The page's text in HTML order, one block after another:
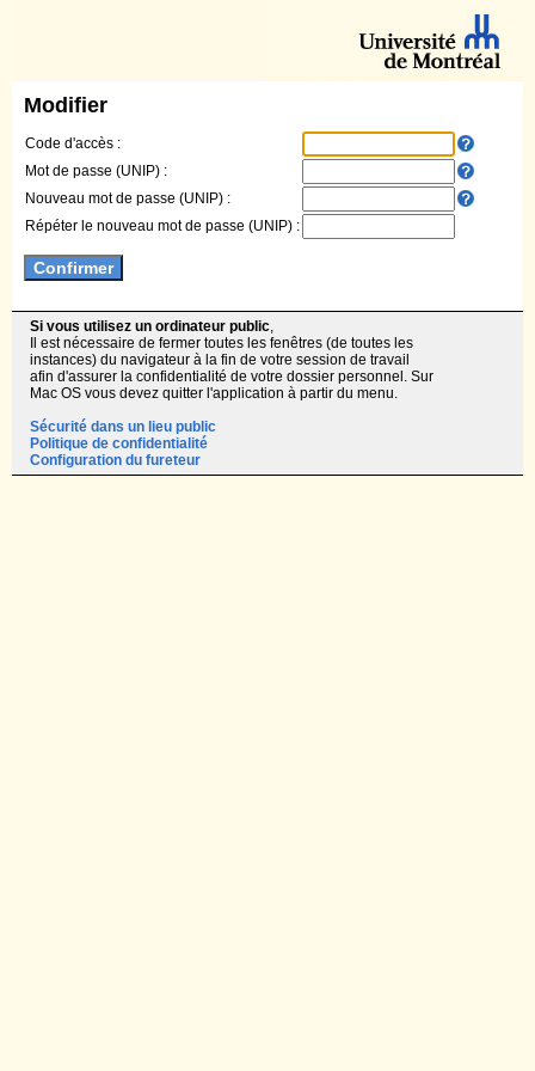
Modifier
Code d'accès :
Mot de passe (UNIP) :
Nouveau mot de passe (UNIP) :
Répéter le nouveau mot de passe (UNIP) :
Si vous utilisez un ordinateur public,
Il est nécessaire de fermer toutes les fenêtres (de toutes les
instances) du navigateur à la fin de votre session de travail
afin d'assurer la confidentialité de votre dossier personnel. Sur
Mac OS vous devez quitter l'application à partir du menu.
Sécurité dans un lieu public
Politique de confidentialité
Configuration du fureteur